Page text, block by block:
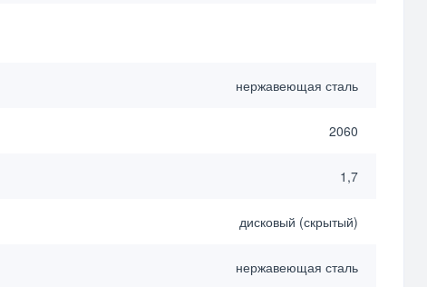
нержавеющая сталь
2060
1,7
дисковый (скрытый)
нержавеющая сталь